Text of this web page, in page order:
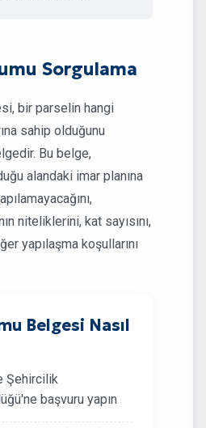
Sorgulama
bir parselin hangi
sahip olduğunu
Bu belge,
alandaki imar planına
niteliklerini, kat sayısını,
yapılaşma koşullarını
Belgesi Nasıl
Şehircilik
başvuru yapın